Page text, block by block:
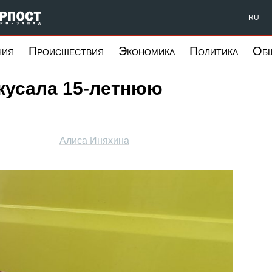
Форпост Северо-Запад RU
Происшествия Экономика Политика
15-летнюю
Алиса Иняхина